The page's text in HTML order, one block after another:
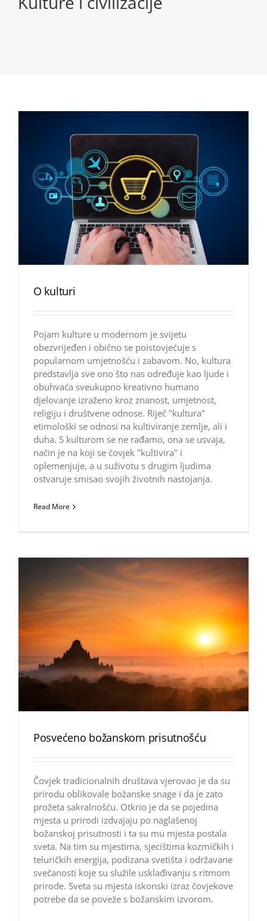
O kulturi
Pojam kulture u modernom je svijetu
obezvrijeđen i obično se poistovjećuje s
popularnom umjetnošću i zabavom. No, kultura
predstavlja sve ono što nas određuje kao ljude i
obuhvaća sveukupno kreativno humano
djelovanje izraženo kroz znanost, umjetnost,
religiju i društvene odnose. Riječ "kultura"
etimološki se odnosi na kultiviranje zemlje, ali i
duha. S kulturom se ne rađamo, ona se usvaja,
način je na koji se čovjek "kultivira" i
oplemenjuje, a u suživotu s drugim ljudima
ostvaruje smisao svojih životnih nastojanja.
Read More
Posvećeno božanskom prisutnošću
Čovjek tradicionalnih društava vjerovao je da su
prirodu oblikovale božanske snage i da je zato
prožeta sakralnošću. Otkrio je da se pojedina
mjesta u prirodi izdvajaju po naglašenoj
božanskoj prisutnosti i ta su mu mjesta postala
sveta. Na tim su mjestima, sjecištima kozmičkih i
teluričkih energija, podizana svetišta i održavane
svečanosti koje su služile usklađivanju s ritmom
prirode. Sveta su mjesta iskonski izraz čovjekove
potrebe da se poveže s božanskim izvorom.